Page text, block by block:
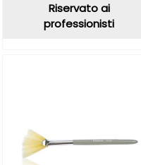
Riservato ai
professionisti